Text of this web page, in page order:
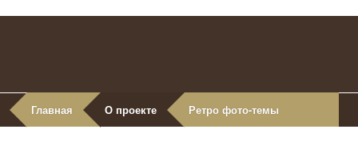
Главная О проекте Ретро фото-темы